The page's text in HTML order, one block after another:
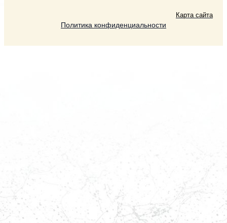
Карта сайта
Политика конфиденциальности